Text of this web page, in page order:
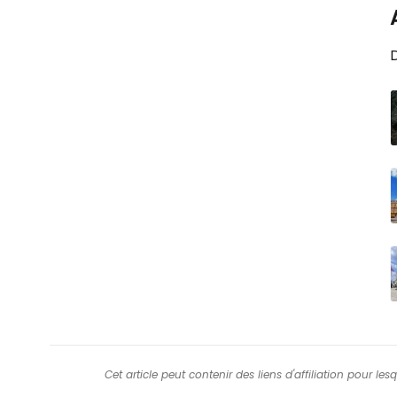
Cet article peut contenir des liens d'affiliation pour